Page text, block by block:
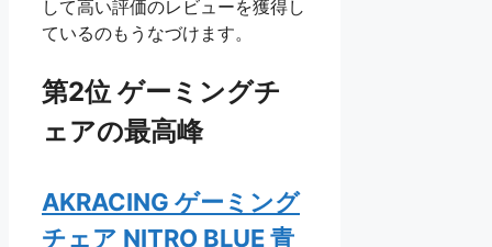
して高い評価のレビューを獲得し
ているのもうなづけます。
第2位 ゲーミングチ
ェアの最高峰
AKRACING ゲーミング
チェア NITRO BLUE 青